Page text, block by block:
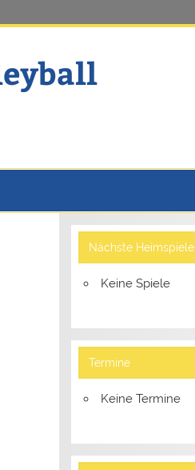
Nächste Heimspiele
Keine Spiele
Termine
Keine Termine